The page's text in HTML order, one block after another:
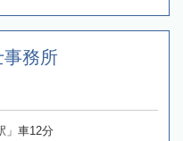
事務所
」車12分